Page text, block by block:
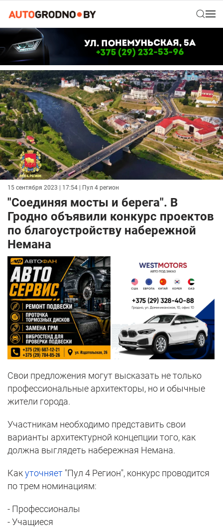
15 сентября 2023 | 17:54 | Пул 4 регион
"Соединяя мосты и берега". В
Гродно объявили конкурс проектов
по благоустройству набережной
Немана
Свои предложения могут высказать не только
профессиональные архитекторы, но и обычные
жители города.
Участникам необходимо представить свои
варианты архитектурной концепции того, как
должна выглядеть набережная Немана.
Какуточняет "Пул 4 Регион", конкурс проводится
по трем номинациям:
- Профессионалы
- Учащиеся